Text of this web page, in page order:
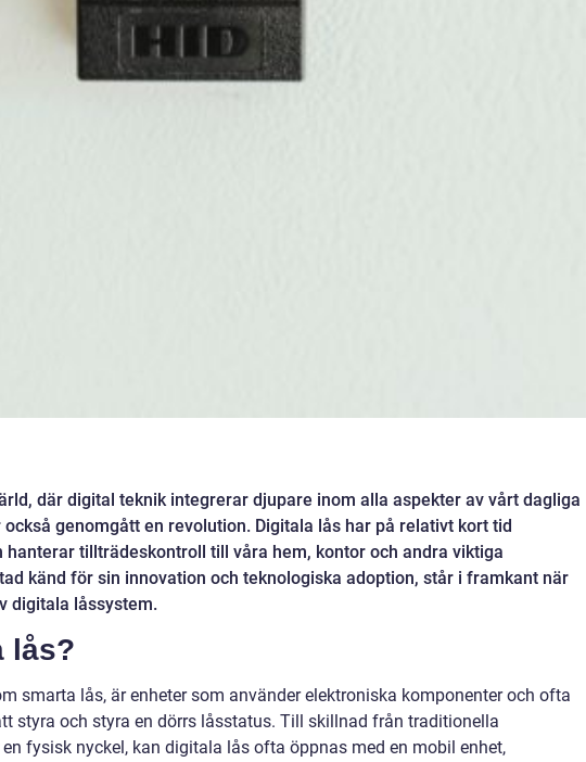
där digital teknik integrerar djupare inom alla aspekter av vårt dagliga
genomgått en revolution. Digitala lås har på relativt kort tid
hanterar tillträdeskontroll till våra hem, kontor och andra viktiga
känd för sin innovation och teknologiska adoption, står i framkant när
digitala låssystem.
lås?
smarta lås, är enheter som använder elektroniska komponenter och ofta
styra och styra en dörrs låsstatus. Till skillnad från traditionella
fysisk nyckel, kan digitala lås ofta öppnas med en mobil enhet,